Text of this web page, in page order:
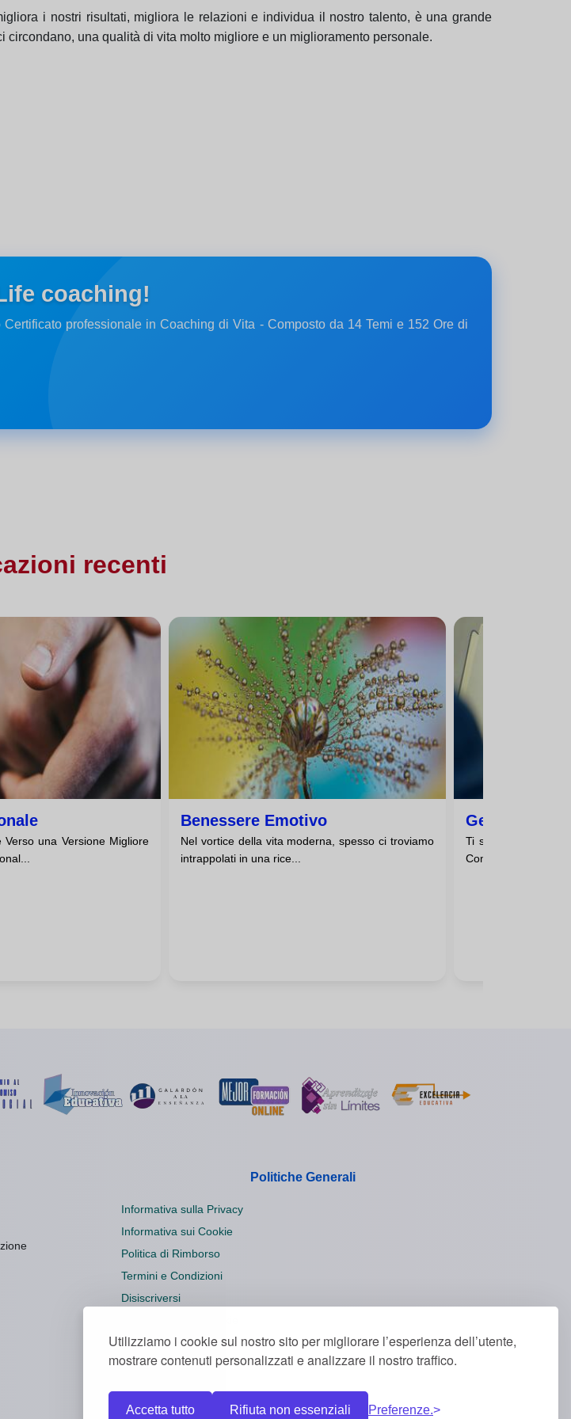
Utilizziamo i cookie sul nostro sito per migliorare l’esperienza dell’utente,
mostrare contenuti personalizzati e analizzare il nostro traffico.
Accetta tutto Rifiuta non essenziali Preferenze.
i nostri risultati, migliora le relazioni e individua il nostro talento, è una grande
una qualità di vita molto migliore e un miglioramento personale.
coaching!
professionale in Coaching di Vita - Composto da 14 Temi e 152 Ore di
recenti
Verso una Versione Migliore
Benessere Emotivo
Nel vortice della vita moderna, spesso ci troviamo
intrappolati in una rice...
Gestione
Ti sei mai sentito
Come se fossi un
Politiche Generali
Informativa sulla Privacy
Informativa sui Cookie
Politica di Rimborso
Termini e Condizioni
Disiscriversi